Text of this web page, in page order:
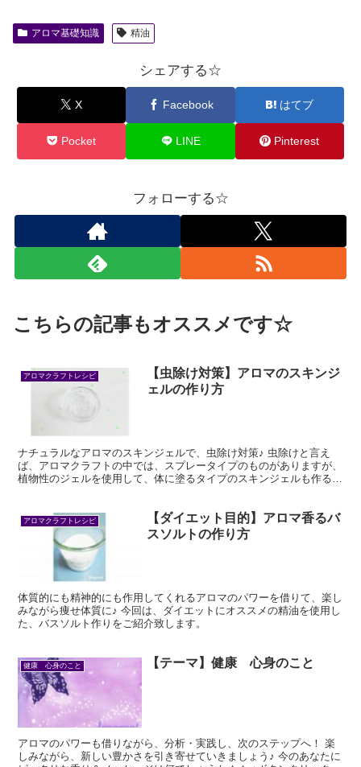
アロマ基礎知識 精油
シェアする☆
X Facebook はてブ
Pocket LINE Pinterest
フォローする☆
こちらの記事もオススメです☆
アロマクラフトレシピ
【虫除け対策】アロマのスキンジ
ェルの作り方
ナチュラルなアロマのスキンジェルで、虫除け対策♪ 虫除けと言え
ば、アロマクラフトの中では、スプレータイプのものがありますが、
植物性のジェルを使用して、体に塗るタイプのスキンジェルも作る事
アロマクラフトレシピ
【ダイエット目的】アロマ香るバ
スソルトの作り方
体質的にも精神的にも作用してくれるアロマのパワーを借りて、楽し
みながら痩せ体質に♪ 今回は、ダイエットにオススメの精油を使用し
た、バスソルト作りをご紹介致します。
健康 心身のこと 【テーマ】健康 心身のこと
アロマのパワーも借りながら、分析・実践し、次のステップへ！ 楽
しみながら、新しい豊かさを引き寄せていきましょう♪ 今のあなたに